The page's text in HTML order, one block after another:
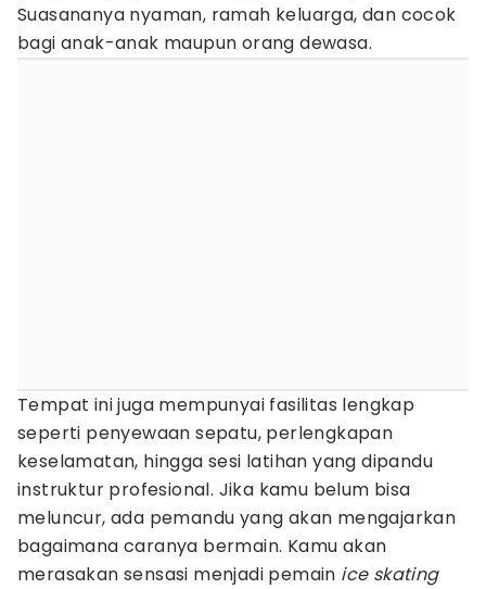
Suasananya nyaman, ramah keluarga, dan cocok
bagi anak-anak maupun orang dewasa.
Tempat ini juga mempunyai fasilitas lengkap
seperti penyewaan sepatu, perlengkapan
keselamatan, hingga sesi latihan yang dipandu
instruktur profesional. Jika kamu belum bisa
meluncur, ada pemandu yang akan mengajarkan
bagaimana caranya bermain. Kamu akan
merasakan sensasi menjadi pemain ice skating